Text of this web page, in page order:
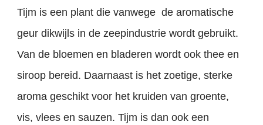
Tijm is een plant die vanwege de aromatische
geur dikwijls in de zeepindustrie wordt gebruikt.
Van de bloemen en bladeren wordt ook thee en
siroop bereid. Daarnaast is het zoetige, sterke
aroma geschikt voor het kruiden van groente,
vis, vlees en sauzen. Tijm is dan ook een